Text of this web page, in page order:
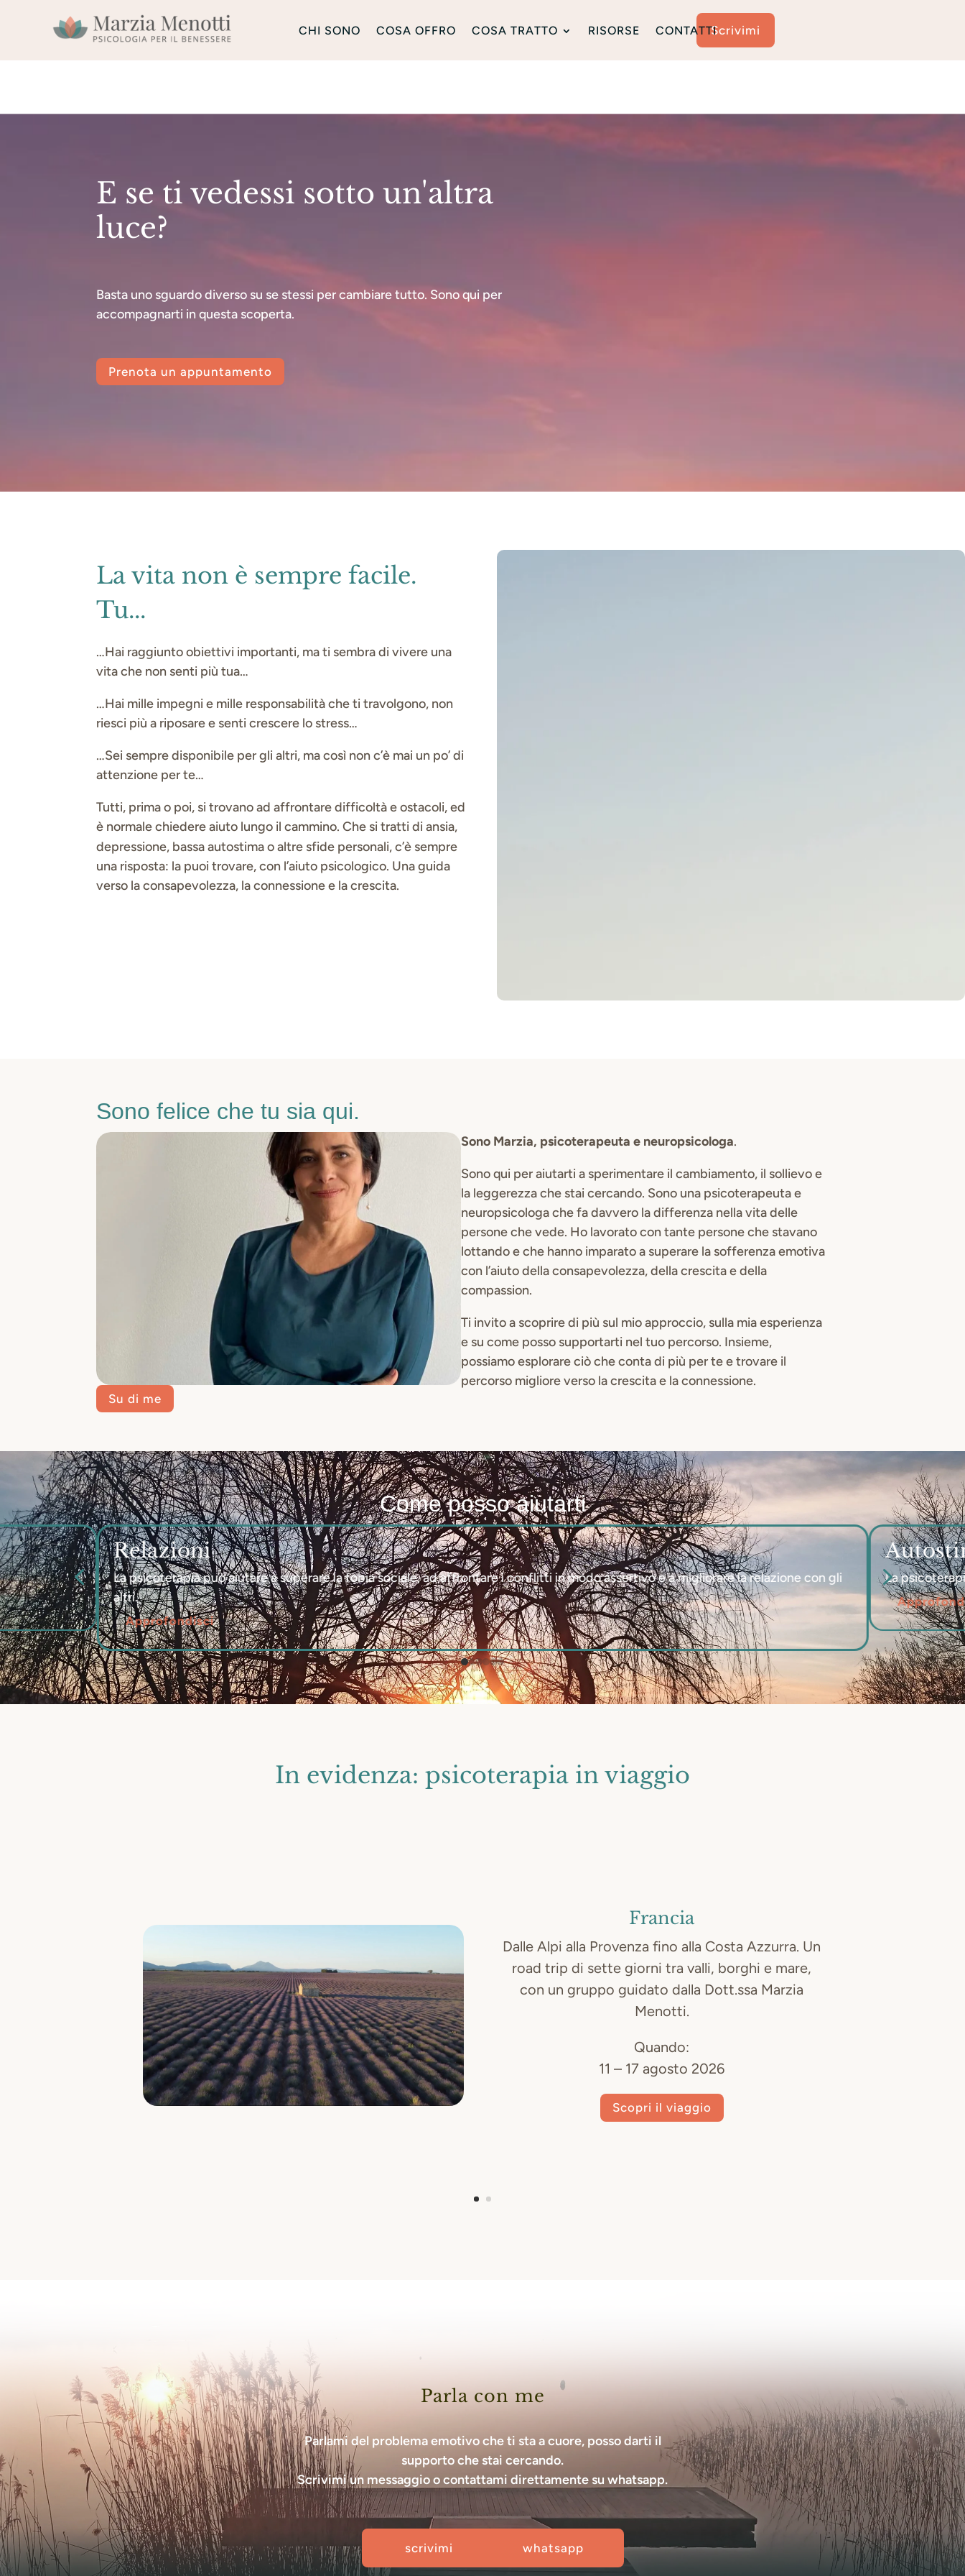
CHI SONO COSA OFFRO COSA TRATTO RISORSE CONTATTIScrivimi
E se ti vedessi sotto un'altra
luce?
Basta uno sguardo diverso su se stessi per cambiare tutto. Sono qui per
accompagnarti in questa scoperta.
Prenota un appuntamento
La vita non è sempre facile.
Tu...
…Hai raggiunto obiettivi importanti, ma ti sembra di vivere una
vita che non senti più tua…
…Hai mille impegni e mille responsabilità che ti travolgono, non
riesci più a riposare e senti crescere lo stress…
…Sei sempre disponibile per gli altri, ma così non c’è mai un po’ di
attenzione per te…
Tutti, prima o poi, si trovano ad affrontare difficoltà e ostacoli, ed
è normale chiedere aiuto lungo il cammino. Che si tratti di ansia,
depressione, bassa autostima o altre sfide personali, c’è sempre
una risposta: la puoi trovare, con l’aiuto psicologico. Una guida
verso la consapevolezza, la connessione e la crescita.
Sono felice che tu sia qui.
Su di me
Sono Marzia, psicoterapeuta e neuropsicologa.
Sono qui per aiutarti a sperimentare il cambiamento, il sollievo e
la leggerezza che stai cercando. Sono una psicoterapeuta e
neuropsicologa che fa davvero la differenza nella vita delle
persone che vede. Ho lavorato con tante persone che stavano
lottando e che hanno imparato a superare la sofferenza emotiva
con l’aiuto della consapevolezza, della crescita e della
compassion.
Ti invito a scoprire di più sul mio approccio, sulla mia esperienza
e su come posso supportarti nel tuo percorso. Insieme,
possiamo esplorare ciò che conta di più per te e trovare il
percorso migliore verso la crescita e la connessione.
Come posso aiutarti
Relazioni
La psicoterapia può aiutare a superare la fobia sociale, ad affrontare i conflitti in modo assertivo e a migliorare la relazione con gli
altri.
Approfondisci
La
4 5
In evidenza: psicoterapia in viaggio
Francia
Dalle Alpi alla Provenza fino alla Costa Azzurra. Un
road trip di sette giorni tra valli, borghi e mare,
con un gruppo guidato dalla Dott.ssa Marzia
Menotti.
Quando:
11 – 17 agosto 2026
Scopri il viaggio
Parla con me
Parlami del problema emotivo che ti sta a cuore, posso darti il
supporto che stai cercando.
Scrivimi un messaggio o contattami direttamente su whatsapp.
scrivimi whatsapp